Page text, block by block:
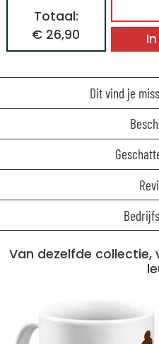
Totaal:
€ 26,90
Dit vind je
Van dezelfde collectie,